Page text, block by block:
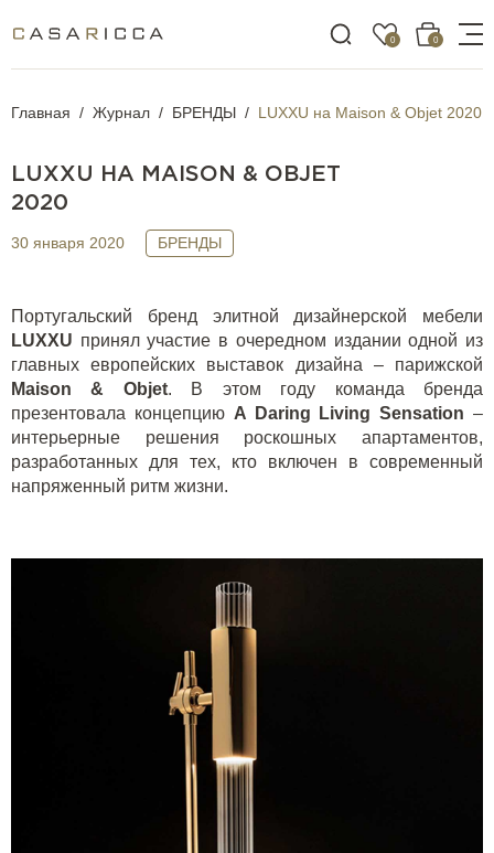
0 0
Главная Журнал БРЕНДЫ LUXXU на Maison & Objet 2020
LUXXU НА MAISON & OBJET
2020
30 января 2020 БРЕНДЫ
Португальский бренд элитной дизайнерской мебели
LUXXU принял участие в очередном издании одной из
главных европейских выставок дизайна – парижской
Maison & Objet. В этом году команда бренда
презентовала концепцию A Daring Living Sensation –
интерьерные решения роскошных апартаментов,
разработанных для тех, кто включен в современный
напряженный ритм жизни.